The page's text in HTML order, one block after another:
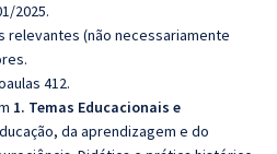
2025.
relevantes (não necessariamente
412.
1. Temas Educacionais e
da aprendizagem e do